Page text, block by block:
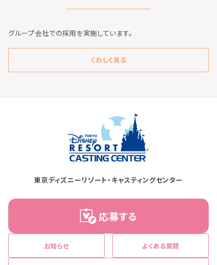
グループ会社での採用を実施しています。
くわしく見る
東京ディズニーリゾート・キャスティングセンター
応募する
お知らせ よくある質問